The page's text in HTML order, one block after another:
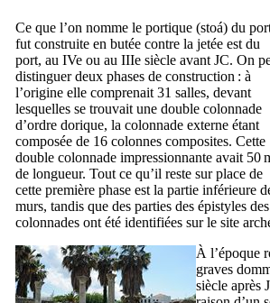
Ce que l’on nomme le portique (stoá) du
fut construite en butée contre la jetée est du
port, au IVe ou au IIIe siècle avant JC. On
distinguer deux phases de construction : à
l’origine elle comprenait 31 salles, devant
lesquelles se trouvait une double colonnade
d’ordre dorique, la colonnade externe étant
composée de 16 colonnes composites. Cette
double colonnade impressionnante avait 50
de longueur. Tout ce qu’il reste sur place de
cette première phase est la partie inférieure
murs, tandis que des parties des épistyles des
colonnades ont été identifiées sur le site
À l’époque
graves
siècle après